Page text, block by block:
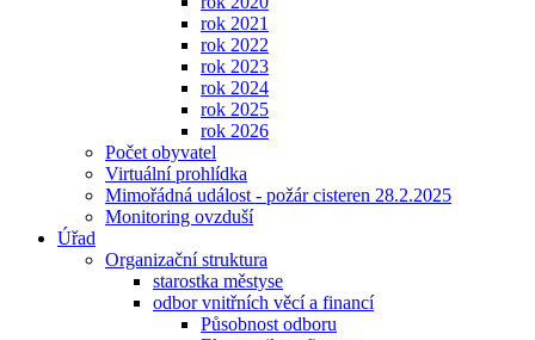
rok 2021
rok 2022
rok 2023
rok 2024
rok 2025
rok 2026
Počet obyvatel
Virtuální prohlídka
Mimořádná událost - požár cisteren 28.2.2025
Monitoring ovzduší
Úřad
Organizační struktura
starostka městyse
odbor vnitřních věcí a financí
Působnost odboru